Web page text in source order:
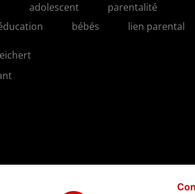
adolescent
parentalité
bébés lien parental